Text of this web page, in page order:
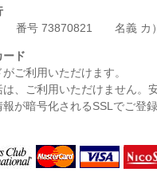
番号 73870821 名義 カ）
ード
ご利用いただけます。
は、ご利用いただけません。
報が暗号化されるSSLでご登